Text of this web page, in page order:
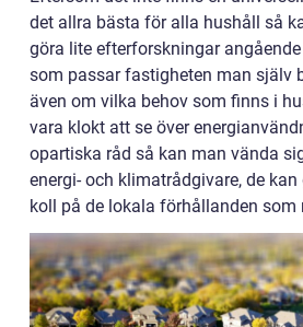
det allra bästa för alla hushåll så
göra lite efterforskningar
som passar fastigheten man själv
även om vilka behov som finns i
vara klokt att se över
opartiska råd så kan man vända
energi- och klimatrådgivare, de
koll på de lokala förhållanden som